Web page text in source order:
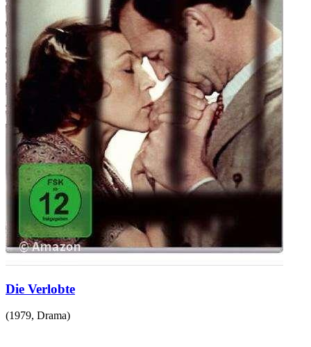
Die Verlobte
(1979, Drama)